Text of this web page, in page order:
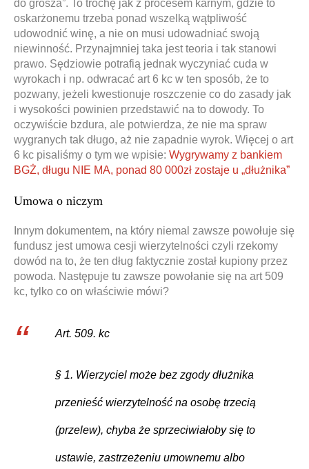
do grosza”. To trochę jak z procesem karnym, gdzie to
oskarżonemu trzeba ponad wszelką wątpliwość
udowodnić winę, a nie on musi udowadniać swoją
niewinność. Przynajmniej taka jest teoria i tak stanowi
prawo. Sędziowie potrafią jednak wyczyniać cuda w
wyrokach i np. odwracać art 6 kc w ten sposób, że to
pozwany, jeżeli kwestionuje roszczenie co do zasady jak
i wysokości powinien przedstawić na to dowody. To
oczywiście bzdura, ale potwierdza, że nie ma spraw
wygranych tak długo, aż nie zapadnie wyrok. Więcej o art
6 kc pisaliśmy o tym we wpisie: Wygrywamy z bankiem
BGŻ, długu NIE MA, ponad 80 000zł zostaje u „dłużnika”
Umowa o niczym
Innym dokumentem, na który niemal zawsze powołuje się
fundusz jest umowa cesji wierzytelności czyli rzekomy
dowód na to, że ten dług faktycznie został kupiony przez
powoda. Następuje tu zawsze powołanie się na art 509
kc, tylko co on właściwie mówi?
Art. 509. kc
§ 1. Wierzyciel może bez zgody dłużnika
przenieść wierzytelność na osobę trzecią
(przelew), chyba że sprzeciwiałoby się to
ustawie, zastrzeżeniu umownemu albo